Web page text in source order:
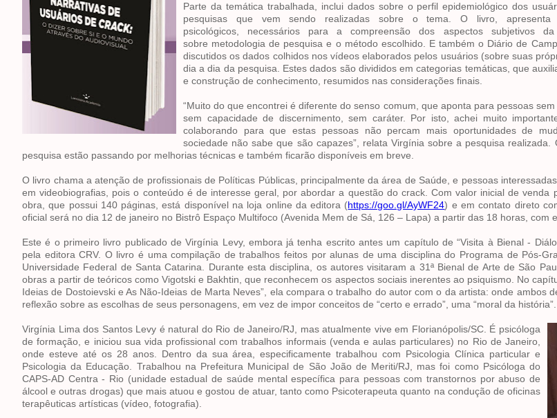
Parte da temática trabalhada, inclui dados sobre o perfil epidemiológico dos
pesquisas que vem sendo realizadas sobre o tema. O livro, apresenta
psicológicos, necessários para a compreensão dos aspectos subjetivos
sobre metodologia de pesquisa e o método escolhido. E também o Diário de
discutidos os dados colhidos nos vídeos elaborados pelos usuários (sobre suas
dia a dia da pesquisa. Estes dados são divididos em categorias temáticas, que
e construção de conhecimento, resumidos nas considerações finais.
“Muito do que encontrei é diferente do senso comum, que aponta para pessoas
sem capacidade de discernimento, sem caráter. Por isto, achei muito
colaborando para que estas pessoas não percam mais oportunidades de
sociedade não sabe que são capazes”, relata Virgínia sobre a pesquisa realizada.
pesquisa estão passando por melhorias técnicas e também ficarão disponíveis em breve.
O livro chama a atenção de profissionais de Políticas Públicas, principalmente da área de Saúde, e pessoas
em videobiografias, pois o conteúdo é de interesse geral, por abordar a questão do crack. Com valor inicial de venda
obra, que possui 140 páginas, está disponível na loja online da editora (https://goo.gl/AyWF24) e em contato direto
oficial será no dia 12 de janeiro no Bistrô Espaço Multifoco (Avenida Mem de Sá, 126 – Lapa) a partir das 18 horas, com
Este é o primeiro livro publicado de Virgínia Levy, embora já tenha escrito antes um capítulo de “Visita à Bienal -
pela editora CRV. O livro é uma compilação de trabalhos feitos por alunas de uma disciplina do Programa de Pós-
Universidade Federal de Santa Catarina. Durante esta disciplina, os autores visitaram a 31ª Bienal de Arte de São
obras a partir de teóricos como Vigotski e Bakhtin, que reconhecem os aspectos sociais inerentes ao psiquismo. No
Ideias de Dostoievski e As Não-Ideias de Marta Neves”, ela compara o trabalho do autor com o da artista: onde ambos
reflexão sobre as escolhas de seus personagens, em vez de impor conceitos de “certo e errado”, uma “moral da história”.
Virgínia Lima dos Santos Levy é natural do Rio de Janeiro/RJ, mas atualmente vive em Florianópolis/SC. É psicóloga
de formação, e iniciou sua vida profissional com trabalhos informais (venda e aulas particulares) no Rio de Janeiro,
onde esteve até os 28 anos. Dentro da sua área, especificamente trabalhou com Psicologia Clínica particular e
Psicologia da Educação. Trabalhou na Prefeitura Municipal de São João de Meriti/RJ, mas foi como Psicóloga do
CAPS-AD Centra - Rio (unidade estadual de saúde mental específica para pessoas com transtornos por abuso de
álcool e outras drogas) que mais atuou e gostou de atuar, tanto como Psicoterapeuta quanto na condução de oficinas
terapêuticas artísticas (vídeo, fotografia).